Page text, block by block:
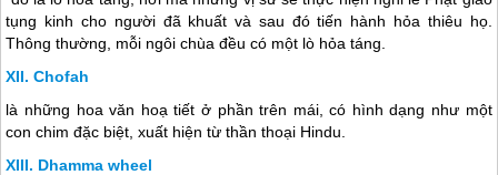
tụng kinh cho người đã khuất và sau đó tiến hành hỏa thiêu họ.
Thông thường, mỗi ngôi chùa đều có một lò hỏa táng.
Chofah
là những hoa văn hoạ tiết ở phần trên mái, có hình dạng như một
con chim đặc biệt, xuất hiện từ thần thoại Hindu.
Dhamma wheel